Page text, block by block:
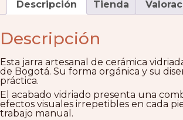
Descripción Tienda
Descripción
Esta jarra artesanal de cerámica
de Bogotá. Su forma orgánica y su
práctica.
El acabado vidriado presenta una
efectos visuales irrepetibles en cada
trabajo manual.